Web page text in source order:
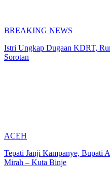
BREAKING NEWS
Istri Ungkap Dugaan KDRT,
Sorotan
ACEH
Tepati Janji Kampanye, Bupati
Mirah – Kuta Binje